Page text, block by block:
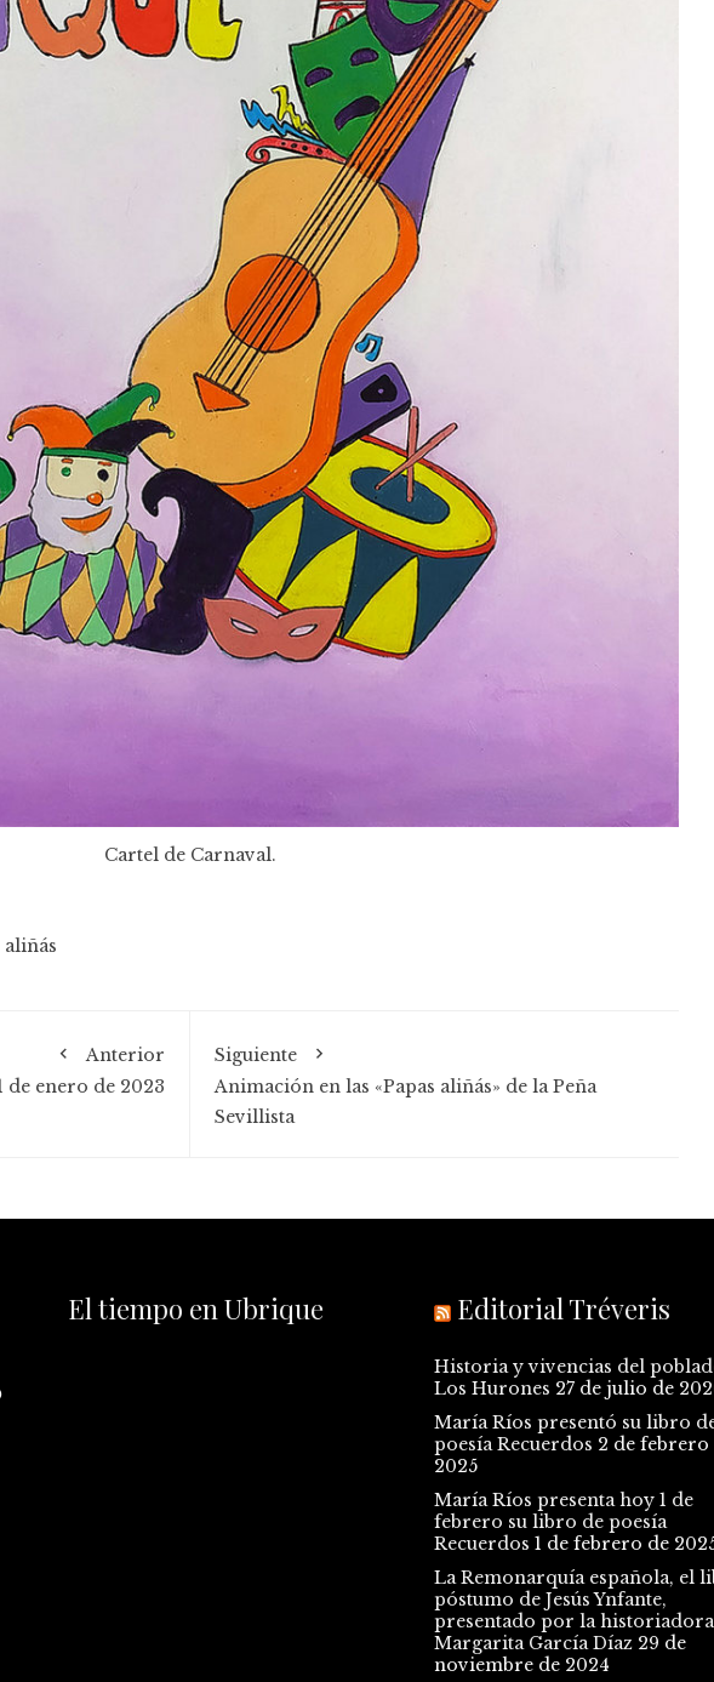
Cartel de Carnaval.
aliñás
Anterior
enero de 2023
Siguiente
Animación en las «Papas aliñás» de la Peña
Sevillista
El tiempo en Ubrique Editorial Tréveris
Historia y vivencias del
Los Hurones 27 de julio de
María Ríos presentó su libro
poesía Recuerdos 2 de febrero
2025
María Ríos presenta hoy 1 de
febrero su libro de poesía
Recuerdos 1 de febrero de
La Remonarquía española, el
póstumo de Jesús Ynfante,
presentado por la historiadora
Margarita García Díaz 29 de
noviembre de 2024